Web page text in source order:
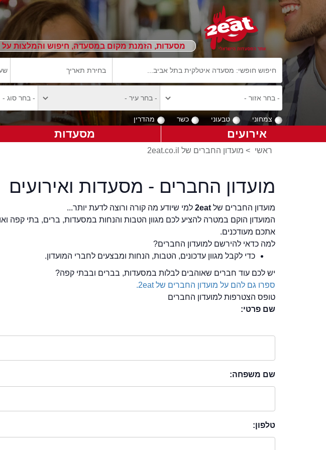
מסעדות, הזמנת מקום במסעדה, חיפוש והמלצות
צמחוני טבעוני כשר מהדרין
אירועים מסעדות
ראשי > מועדון החברים של 2eat.co.il
מועדון החברים - מסעדות ואירועים
מועדון החברים של 2eatלמי שיודע מה קורה ורוצה לדעת יותר...
המועדון הוקם במטרה להציע לכם מגוון הטבות והנחות במסעדות, ברים, בתי קפה
אתכם מעודכנים.
למה כדאי להירשם למועדון החברים?
כדי לקבל מגוון עדכונים, הטבות, הנחות ומבצעים לחברי המועדון.
יש לכם עוד חברים שאוהבים לבלות במסעדות, בברים ובבתי קפה?
ספרו גם להם על מועדון החברים של 2eat.
טופס הצטרפות למועדון החברים
שם פרטי:
שם משפחה:
טלפון: